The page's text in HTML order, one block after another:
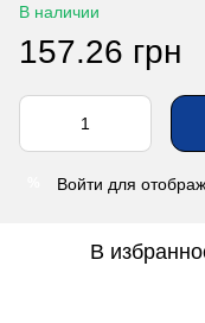
В наличии
157.26 грн
Войти для
В